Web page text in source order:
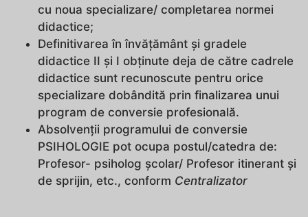
cu noua specializare/ completarea normei
didactice;
Definitivarea în învăţământ şi gradele
didactice II şi I obţinute deja de către cadrele
didactice sunt recunoscute pentru orice
specializare dobândită prin finalizarea unui
program de conversie profesională.
Absolvenții programului de conversie
PSIHOLOGIE pot ocupa postul/catedra de:
Profesor- psiholog școlar/ Profesor itinerant și
de sprijin, etc., conform Centralizator